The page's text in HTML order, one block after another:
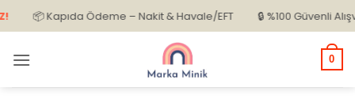
İçeriğe
atla
📦 Kapıda Ödeme – Nakit & Havale/EFT 🔒 %100 Güvenli Alışveriş
0